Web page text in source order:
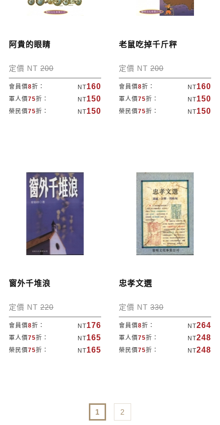
阿貴的眼睛
定價 NT 200
會員價8折： NT160
軍人價75折： NT150
榮民價75折： NT150
老鼠吃掉千斤秤
定價 NT 200
會員價8折： NT160
軍人價75折： NT150
榮民價75折： NT150
窗外千堆浪
定價 NT 220
會員價8折： NT176
軍人價75折： NT165
榮民價75折： NT165
忠孝文選
定價 NT 330
會員價8折： NT264
軍人價75折： NT248
榮民價75折： NT248
1 2